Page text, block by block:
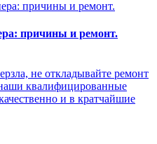
причины и ремонт.
не откладывайте ремонт
квалифицированные
и в кратчайшие